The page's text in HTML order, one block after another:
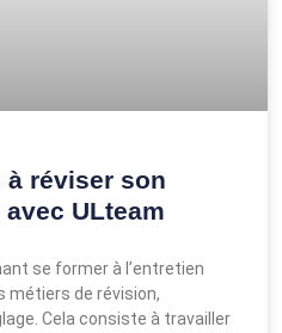
à réviser son
ULteam
se former à l’entretien
métiers de révision,
Cela consiste à travailler